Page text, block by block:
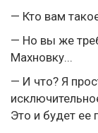
— Кто вам
— Но вы же
Махновку...
— И что? Я
Это и будет ее